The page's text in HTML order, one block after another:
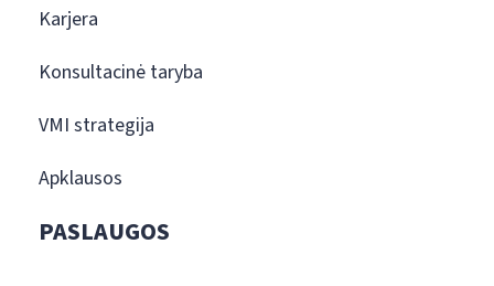
Karjera
Konsultacinė taryba
VMI strategija
Apklausos
PASLAUGOS